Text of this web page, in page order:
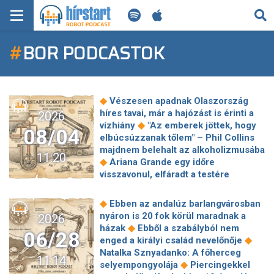
KERESÉS
KEZDŐLAP
FRISS HÍREK
TECH HÍREK
FILM-ZENE-SZÓRAKOZÁS
PLAYLIST
MI AZ A ROBOT PODCAST?
#BOR PODCASTOK
2026
08/04
11:20
◆ Vészesen apadnak Olaszország
híres tavai, már a hajózást is érinti a
vízhiány ◆ "Az emberek jöttek, hogy
elbúcsúzzanak tőlem" – Phil Collins
majdnem belehalt az alkoholizmusába
◆ Ariana Grande egy időre
visszavonul, elfáradt a testére
Szeptember elején indul az Ide Buda!
1686 emlékév ◆ Palesztin zászló
miatt vették őrizetbe a Massive Attack
tagjait Szingapúrban ◆Megszólalt a
négyéves kisfiú, aki felhívta a
mentőket, amikor édesanyja elájult
2026
06/28
11:14
◆ Ebben az andalúz barlangvárosban
nyáron is 20 fok körül maradnak a
házak ◆ Ebből a szabályból nem
enged a királyi család nevelőnője ◆
Natalka Sznyadanko: A főherceg
selyempongyolája ◆ Piercingekkel